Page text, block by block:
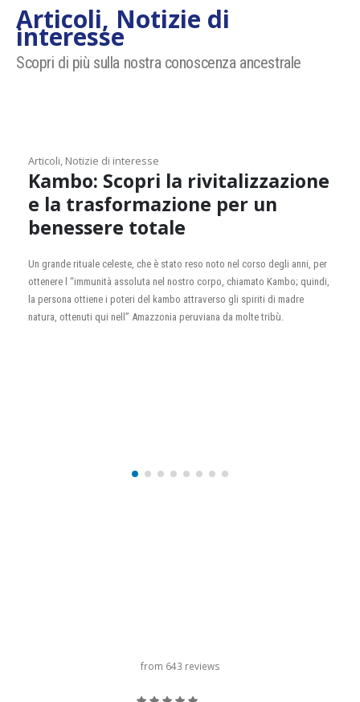
Articoli, Notizie di
interesse
Scopri di più sulla nostra conoscenza ancestrale
Articoli, Notizie di interesse
Kambo: Scopri la rivitalizzazione
e la trasformazione per un
benessere totale
Un grande rituale celeste, che è stato reso noto nel corso degli anni, per
ottenere l “immunità assoluta nel nostro corpo, chiamato Kambo; quindi,
la persona ottiene i poteri del kambo attraverso gli spiriti di madre
natura, ottenuti qui nell” Amazzonia peruviana da molte tribù.
from 643 reviews